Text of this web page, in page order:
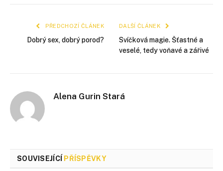
PŘEDCHOZÍ ČLÁNEK
Dobrý sex, dobrý porod?
DALŠÍ ČLÁNEK
Svíčková magie. Šťastné a
veselé, tedy voňavé a zářivé
Alena Gurin Stará
SOUVISEJÍCÍ PŘÍSPĚVKY